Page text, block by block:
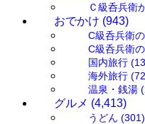
Ｃ級呑兵衛
おでかけ (943)
C級呑兵衛
C級呑兵衛
国内旅行
海外旅行
温泉・銭湯
グルメ (4,413)
うどん (301)